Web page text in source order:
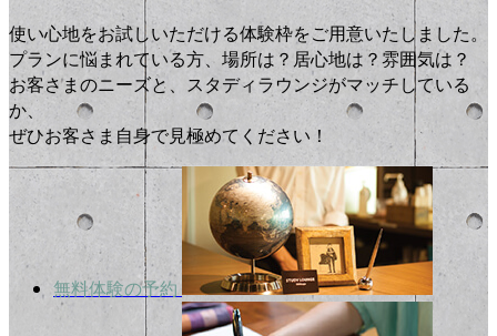
使い心地をお試しいただける体験枠をご用意いたしました。
プランに悩まれている方、場所は？居心地は？雰囲気は？
お客さまのニーズと、スタディラウンジがマッチしている
か、
ぜひお客さま自身で見極めてください！
無料体験の予約